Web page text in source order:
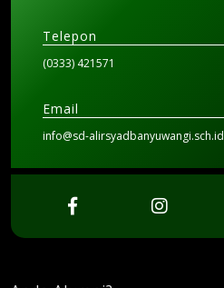
Telepon
(0333) 421571
Email
info@sd-alirsyadbanyuwangi.sch.id